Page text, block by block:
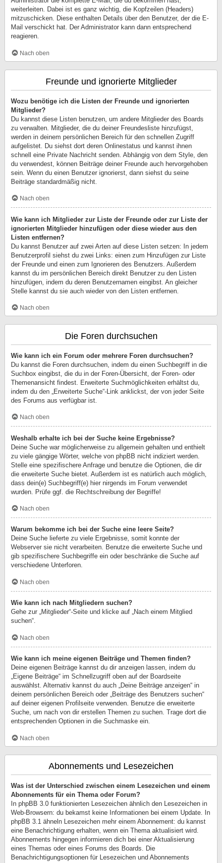
weiterleiten. Dabei ist es ganz wichtig, die Kopfzeilen (Headers)
mitzuschicken. Diese enthalten Details über den Benutzer, der die E-
Mail verschickt hat. Der Administrator kann dann entsprechend
reagieren.
Nach oben
Freunde und ignorierte Mitglieder
Wozu benötige ich die Listen der Freunde und ignorierten
Mitglieder?
Du kannst diese Listen benutzen, um andere Mitglieder des Boards
zu verwalten. Mitglieder, die du deiner Freundesliste hinzufügst,
werden in deinem persönlichen Bereich für den schnellen Zugriff
aufgelistet. Du siehst dort deren Onlinestatus und kannst ihnen
schnell eine Private Nachricht senden. Abhängig von dem Style, den
du verwendest, können Beiträge deiner Freunde auch hervorgehoben
sein. Wenn du einen Benutzer ignorierst, dann siehst du seine
Beiträge standardmäßig nicht.
Nach oben
Wie kann ich Mitglieder zur Liste der Freunde oder zur Liste der
ignorierten Mitglieder hinzufügen oder diese wieder aus den
Listen entfernen?
Du kannst Benutzer auf zwei Arten auf diese Listen setzen: In jedem
Benutzerprofil siehst du zwei Links: einen zum Hinzufügen zur Liste
der Freunde und einen zum Ignorieren des Benutzers. Außerdem
kannst du im persönlichen Bereich direkt Benutzer zu den Listen
hinzufügen, indem du deren Benutzernamen eingibst. An gleicher
Stelle kannst du sie auch wieder von den Listen entfernen.
Nach oben
Die Foren durchsuchen
Wie kann ich ein Forum oder mehrere Foren durchsuchen?
Du kannst die Foren durchsuchen, indem du einen Suchbegriff in die
Suchbox eingibst, die du in der Foren-Übersicht, der Foren- oder
Themenansicht findest. Erweiterte Suchmöglichkeiten erhältst du,
indem du den „Erweiterte Suche“-Link anklickst, der von jeder Seite
des Forums aus verfügbar ist.
Nach oben
Weshalb erhalte ich bei der Suche keine Ergebnisse?
Deine Suche war möglicherweise zu allgemein gehalten und enthielt
zu viele gängige Wörter, welche von phpBB nicht indiziert werden.
Stelle eine spezifischere Anfrage und benutze die Optionen, die dir
die erweiterte Suche bietet. Außerdem ist es natürlich auch möglich,
dass dein(e) Suchbegriff(e) hier nirgends im Forum verwendet
wurden. Prüfe ggf. die Rechtschreibung der Begriffe!
Nach oben
Warum bekomme ich bei der Suche eine leere Seite?
Deine Suche lieferte zu viele Ergebnisse, somit konnte der
Webserver sie nicht verarbeiten. Benutze die erweiterte Suche und
gib spezifischere Suchbegriffe ein oder beschränke die Suche auf
verschiedene Unterforen.
Nach oben
Wie kann ich nach Mitgliedern suchen?
Gehe zur „Mitglieder“-Seite und klicke auf „Nach einem Mitglied
suchen“.
Nach oben
Wie kann ich meine eigenen Beiträge und Themen finden?
Deine eigenen Beiträge kannst du dir anzeigen lassen, indem du
„Eigene Beiträge“ im Schnellzugriff oben auf der Boardseite
auswählst. Alternativ kannst du auch „Deine Beiträge anzeigen“ in
deinem persönlichen Bereich oder „Beiträge des Benutzers suchen“
auf deiner eigenen Profilseite verwenden. Benutze die erweiterte
Suche, um nach von dir erstellen Themen zu suchen. Trage dort die
entsprechenden Optionen in die Suchmaske ein.
Nach oben
Abonnements und Lesezeichen
Was ist der Unterschied zwischen einem Lesezeichen und einem
Abonnements für ein Thema oder Forum?
In phpBB 3.0 funktionierten Lesezeichen ähnlich den Lesezeichen in
Web-Browsern: du bekamst keine Informationen bei einem Update. In
phpBB 3.1 ähneln Lesezeichen mehr einem Abonnement: du kannst
eine Benachrichtigung erhalten, wenn ein Thema aktualisiert wird.
Abonnements hingegen informieren dich bei einer Aktualisierung
eines Themas oder eines Forums des Boards. Die
Benachrichtigungsoptionen für Lesezeichen und Abonnements